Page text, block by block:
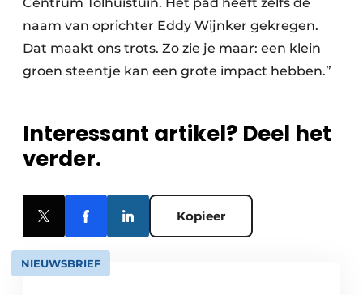
naam van oprichter Eddy Wijnker gekregen.
Dat maakt ons trots. Zo zie je maar: een klein
groen steentje kan een grote impact hebben.”
Interessant artikel? Deel het
verder.
Kopieer
NIEUWSBRIEF